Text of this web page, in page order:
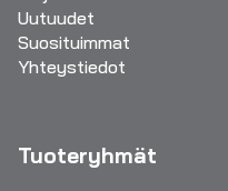
Uutuudet
Suosituimmat
Yhteystiedot
Tuoteryhmät